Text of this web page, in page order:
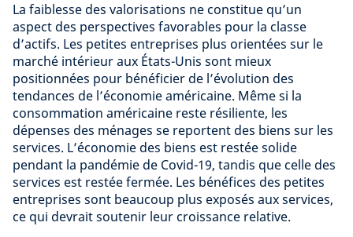
La faiblesse des valorisations ne constitue qu’un
aspect des perspectives favorables pour la classe
d’actifs. Les petites entreprises plus orientées sur le
marché intérieur aux États-Unis sont mieux
positionnées pour bénéficier de l’évolution des
tendances de l’économie américaine. Même si la
consommation américaine reste résiliente, les
dépenses des ménages se reportent des biens sur les
services. L’économie des biens est restée solide
pendant la pandémie de Covid-19, tandis que celle des
services est restée fermée. Les bénéfices des petites
entreprises sont beaucoup plus exposés aux services,
ce qui devrait soutenir leur croissance relative.